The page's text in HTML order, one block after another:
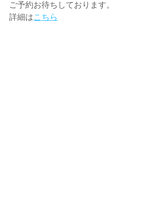
ご予約お待ちしております。
詳細はこちら